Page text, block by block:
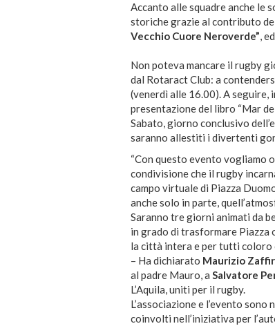
Accanto alle squadre anche le
storiche grazie al contributo
Vecchio Cuore Neroverde”,
Non poteva mancare il rugby
dal Rotaract Club: a
(venerdì alle 16.00). A seguire,
presentazione del libro “Mar
Sabato, giorno conclusivo
saranno allestiti i divertenti
“Con questo evento vogliamo
condivisione che il rugby
campo virtuale di Piazza
anche solo in parte,
Saranno tre giorni animati da
in grado di trasformare Piazza
la città intera e per tutti coloro
– Ha dichiarato Maurizio
al padre Mauro, a Salvatore
L’Aquila, uniti per il rugby.
L’associazione e l’evento
coinvolti nell’iniziativa per